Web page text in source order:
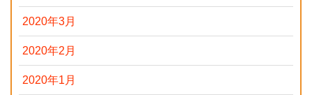
2020年3月
2020年2月
2020年1月